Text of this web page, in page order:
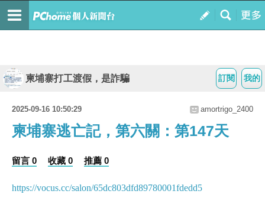
我的
訂閱
柬埔寨打工渡假，是詐騙
2025-09-16 10:50:29 amortrigo_2400
柬埔寨逃亡記，第六關：第147天
留言 0 收藏 0 推薦 0
https://vocus.cc/salon/65dc803dfd89780001fdedd5